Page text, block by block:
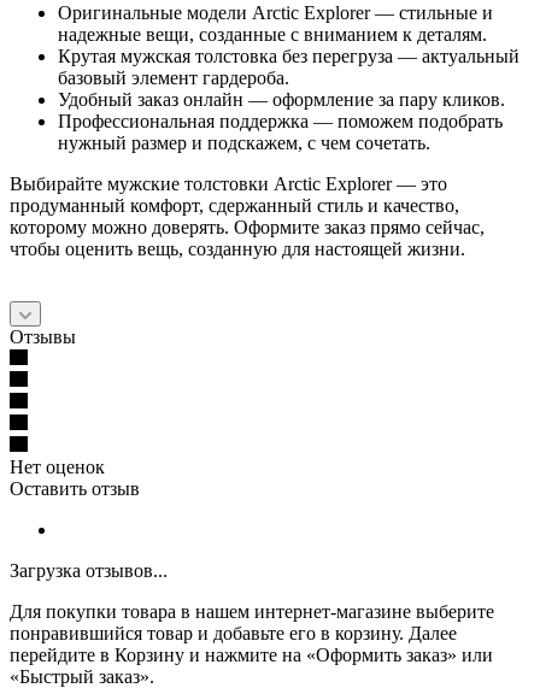
Оригинальные модели Arctic Explorer — стильные и
надежные вещи, созданные с вниманием к деталям.
Крутая мужская толстовка без перегруза — актуальный
базовый элемент гардероба.
Удобный заказ онлайн — оформление за пару кликов.
Профессиональная поддержка — поможем подобрать
нужный размер и подскажем, с чем сочетать.
Выбирайте мужские толстовки Arctic Explorer — это
продуманный комфорт, сдержанный стиль и качество,
которому можно доверять. Оформите заказ прямо сейчас,
чтобы оценить вещь, созданную для настоящей жизни.
Отзывы
Нет оценок
Оставить отзыв
Загрузка отзывов...
Для покупки товара в нашем интернет-магазине выберите
понравившийся товар и добавьте его в корзину. Далее
перейдите в Корзину и нажмите на «Оформить заказ» или
«Быстрый заказ».